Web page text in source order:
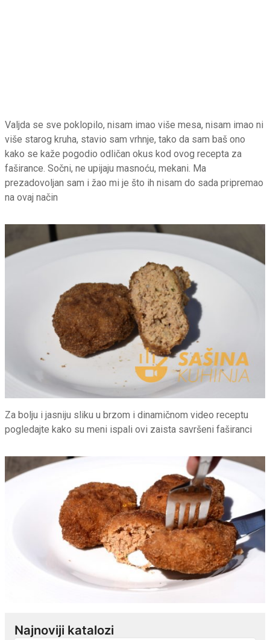
Valjda se sve poklopilo, nisam imao više mesa, nisam imao ni
više starog kruha, stavio sam vrhnje, tako da sam baš ono
kako se kaže pogodio odličan okus kod ovog recepta za
faširance. Sočni, ne upijaju masnoću, mekani. Ma
prezadovoljan sam i žao mi je što ih nisam do sada pripremao
na ovaj način
Za bolju i jasniju sliku u brzom i dinamičnom video receptu
pogledajte kako su meni ispali ovi zaista savršeni faširanci